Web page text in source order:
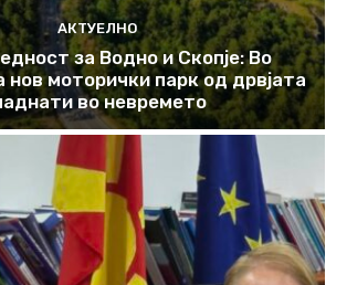
АКТУЕЛНО
за Водно и Скопје: Во
нов моторички парк од дрвјата
во невремето